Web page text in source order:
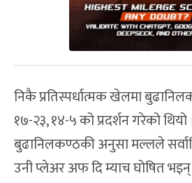
निकै प्रतिस्पर्धात्मक खेलमा
१७-२३, १४-५ को प्रदर्शन गरेको
बुढानिलकण्ठकी अनुसा मल्लले
उनी प्लेअर अफ दि म्याच घोषित भइन्